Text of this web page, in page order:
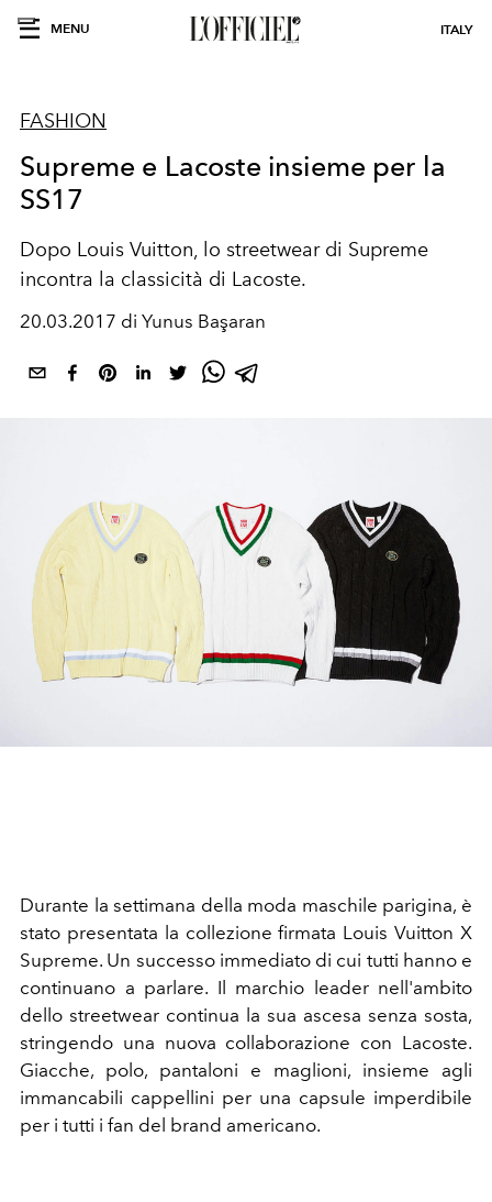
MENU ITALY
FASHION
Supreme e Lacoste insieme per la
SS17
Dopo Louis Vuitton, lo streetwear di Supreme
incontra la classicità di Lacoste.
20.03.2017 di Yunus Başaran
Durante la settimana della moda maschile parigina, è
stato presentata la collezione firmata Louis Vuitton X
Supreme. Un successo immediato di cui tutti hanno e
continuano a parlare. Il marchio leader nell'ambito
dello streetwear continua la sua ascesa senza sosta,
stringendo una nuova collaborazione con Lacoste.
Giacche, polo, pantaloni e maglioni, insieme agli
immancabili cappellini per una capsule imperdibile
per i tutti i fan del brand americano.